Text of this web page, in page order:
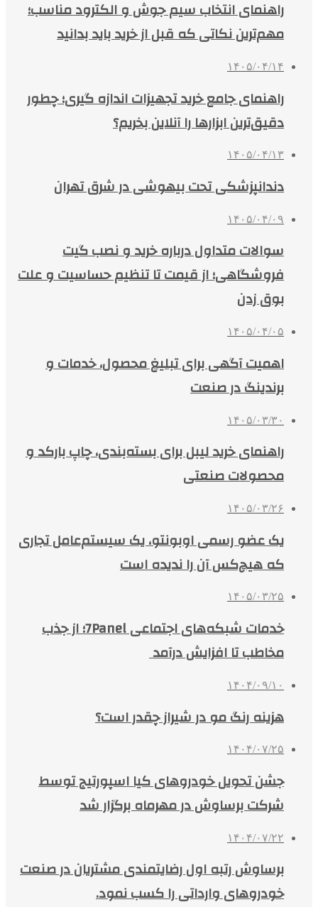
راهنمای انتخاب سیم جوش و الکترود مناسب؛
مهم‌ترین نکاتی که قبل از خرید باید بدانید
۱۴۰۵/۰۴/۱۴
راهنمای جامع خرید تجهیزات اندازه گیری؛ چطور
دقیق‌ترین ابزارها را آنلاین بخریم؟
۱۴۰۵/۰۴/۱۳
دندانپزشکی تحت بیهوشی در شرق تهران
۱۴۰۵/۰۴/۰۹
سوالات متداول درباره خرید و نصب گیت
فروشگاهی؛ از قیمت تا تنظیم حساسیت و علت
بوق زدن
۱۴۰۵/۰۴/۰۵
اهمیت آگهی برای تبلیغ محصول، خدمات و
برندینگ در صنعت
۱۴۰۵/۰۳/۳۰
راهنمای خرید لیبل برای بسته‌بندی، چاپ بارکد و
محصولات صنعتی
۱۴۰۵/۰۳/۲۶
یک عضو رسمی اوبونتو، یک سیستم‌عامل تجاری
که هیچ‌کس آن را ندیده است
۱۴۰۵/۰۳/۲۵
خدمات شبکه‌های اجتماعی 7Panel؛ از جذب
مخاطب تا افزایش درآمد
۱۴۰۴/۰۹/۱۰
هزینه رنگ مو در شیراز چقدر است؟
۱۴۰۴/۰۷/۲۵
جشن تحویل خودروهای کیا اسپورتیج توسط
شرکت برساوش در مهرماه برگزار شد
۱۴۰۴/۰۷/۲۲
برساوش رتبه اول رضایتمندی مشتریان در صنعت
خودروهای وارداتی را کسب نمود.